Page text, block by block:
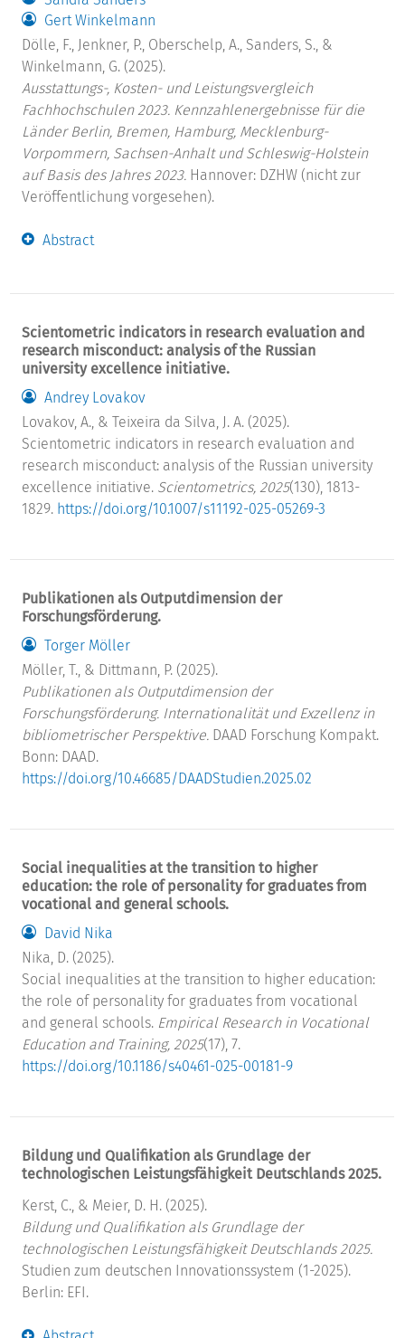
Gert Winkelmann
Dölle, F., Jenkner, P., Oberschelp, A., Sanders, S., &
Winkelmann, G. (2025).
Ausstattungs-, Kosten- und Leistungsvergleich
Fachhochschulen 2023. Kennzahlenergebnisse für die
Länder Berlin, Bremen, Hamburg, Mecklenburg-
Vorpommern, Sachsen-Anhalt und Schleswig-Holstein
auf Basis des Jahres 2023. Hannover: DZHW (nicht zur
Veröffentlichung vorgesehen).
Abstract
Scientometric indicators in research evaluation and
research misconduct: analysis of the Russian
university excellence initiative.
Andrey Lovakov
Lovakov, A., & Teixeira da Silva, J. A. (2025).
Scientometric indicators in research evaluation and
research misconduct: analysis of the Russian university
excellence initiative. Scientometrics, 2025(130), 1813-
1829. https://doi.org/10.1007/s11192-025-05269-3
Publikationen als Outputdimension der
Forschungsförderung.
Torger Möller
Möller, T., & Dittmann, P. (2025).
Publikationen als Outputdimension der
Forschungsförderung. Internationalität und Exzellenz in
bibliometrischer Perspektive. DAAD Forschung Kompakt.
Bonn: DAAD.
https://doi.org/10.46685/DAADStudien.2025.02
Social inequalities at the transition to higher
education: the role of personality for graduates from
vocational and general schools.
David Nika
Nika, D. (2025).
Social inequalities at the transition to higher education:
the role of personality for graduates from vocational
and general schools. Empirical Research in Vocational
Education and Training, 2025(17), 7.
https://doi.org/10.1186/s40461-025-00181-9
Bildung und Qualifikation als Grundlage der
technologischen Leistungsfähigkeit Deutschlands 2025.
Kerst, C., & Meier, D. H. (2025).
Bildung und Qualifikation als Grundlage der
technologischen Leistungsfähigkeit Deutschlands 2025.
Studien zum deutschen Innovationssystem (1-2025).
Berlin: EFI.